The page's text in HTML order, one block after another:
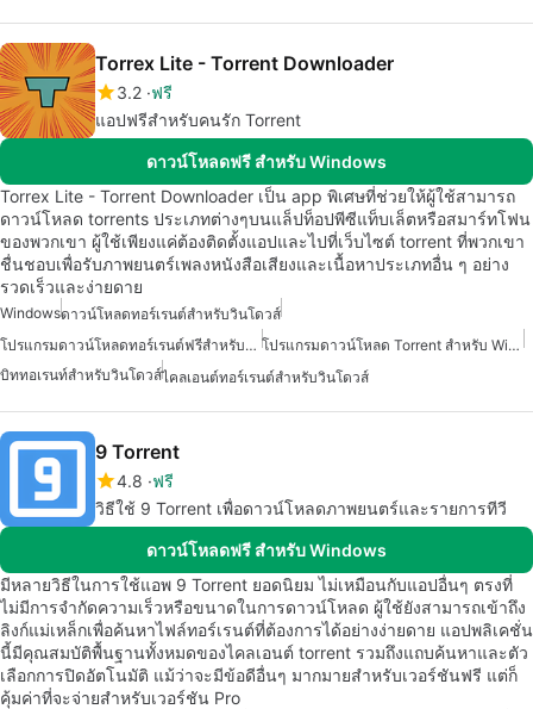
Torrex Lite - Torrent Downloader
3.2 ฟรี
แอปฟรีสำหรับคนรัก Torrent
ดาวน์โหลดฟรี สำหรับ Windows
Torrex Lite - Torrent Downloader เป็น app พิเศษที่ช่วยให้ผู้ใช้สามารถ
ดาวน์โหลด torrents ประเภทต่างๆบนแล็ปท็อปพีซีแท็บเล็ตหรือสมาร์ทโฟน
ของพวกเขา ผู้ใช้เพียงแค่ต้องติดตั้งแอปและไปที่เว็บไซต์ torrent ที่พวกเขา
ชื่นชอบเพื่อรับภาพยนตร์เพลงหนังสือเสียงและเนื้อหาประเภทอื่น ๆ อย่าง
รวดเร็วและง่ายดาย
Windowsดาวน์โหลดทอร์เรนต์สำหรับวินโดวส์
โปรแกรมดาวน์โหลดทอร์เรนต์ฟรีสำหรับวินโดวส์
โปรแกรมดาวน์โหลด Torrent สำหรับ Windows
บิททอเรนท์สำหรับวินโดวส์ไคลเอนต์ทอร์เรนต์สำหรับวินโดวส์
9 Torrent
4.8 ฟรี
วิธีใช้ 9 Torrent เพื่อดาวน์โหลดภาพยนตร์และรายการทีวี
ดาวน์โหลดฟรี สำหรับ Windows
มีหลายวิธีในการใช้แอพ 9 Torrent ยอดนิยม ไม่เหมือนกับแอปอื่นๆ ตรงที่
ไม่มีการจำกัดความเร็วหรือขนาดในการดาวน์โหลด ผู้ใช้ยังสามารถเข้าถึง
ลิงก์แม่เหล็กเพื่อค้นหาไฟล์ทอร์เรนต์ที่ต้องการได้อย่างง่ายดาย แอปพลิเคชั่น
นี้มีคุณสมบัติพื้นฐานทั้งหมดของไคลเอนต์ torrent รวมถึงแถบค้นหาและตัว
เลือกการปิดอัตโนมัติ แม้ว่าจะมีข้อดีอื่นๆ มากมายสำหรับเวอร์ชันฟรี แต่ก็
คุ้มค่าที่จะจ่ายสำหรับเวอร์ชัน Pro